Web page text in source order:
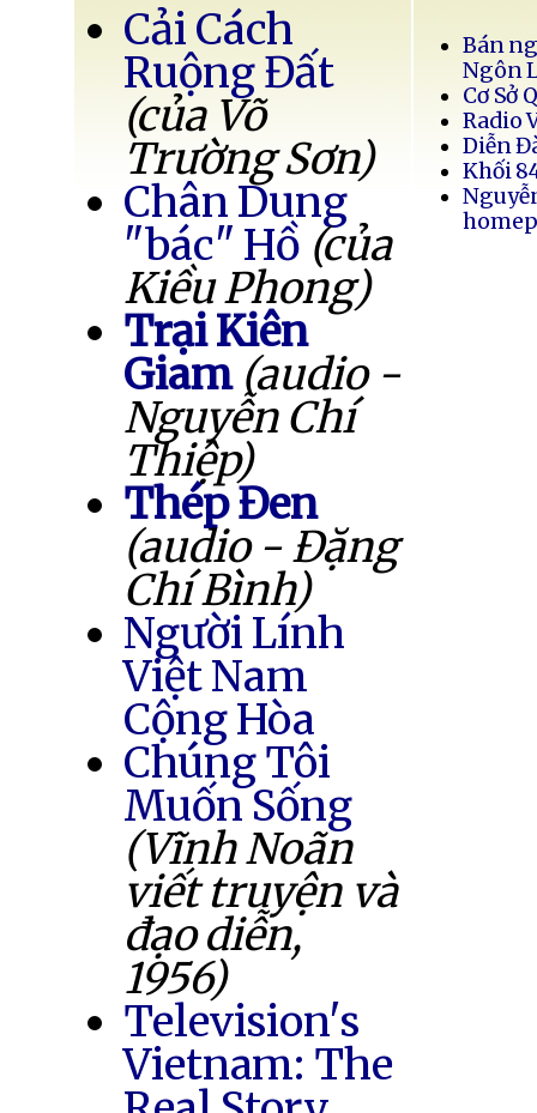
Cải Cách
Ruộng Đất
(của Võ
Trường Sơn)
Chân Dung
"bác" Hồ (của
Kiều Phong)
Trại Kiên
Giam (audio -
Nguyễn Chí
Thiệp)
Thép Đen
(audio - Đặng
Chí Bình)
Người Lính
Việt Nam
Cộng Hòa
Chúng Tôi
Muốn Sống
(Vĩnh Noãn
viết truyện và
đạo diễn,
1956)
Television's
Vietnam: The
Bán
Ngôn
Cơ Sở
Radio
Diễn
Khối